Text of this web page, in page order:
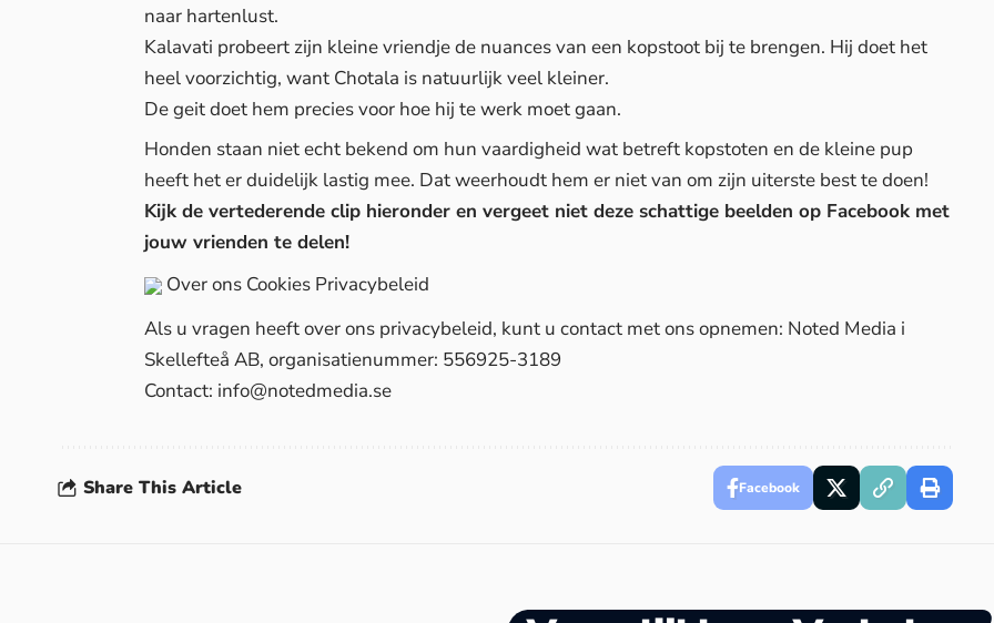
naar hartenlust.
Kalavati probeert zijn kleine vriendje de nuances van een kopstoot bij te brengen. Hij doet het
heel voorzichtig, want Chotala is natuurlijk veel kleiner.
De geit doet hem precies voor hoe hij te werk moet gaan.
Honden staan niet echt bekend om hun vaardigheid wat betreft kopstoten en de kleine pup
heeft het er duidelijk lastig mee. Dat weerhoudt hem er niet van om zijn uiterste best te doen!
Kijk de vertederende clip hieronder en vergeet niet deze schattige beelden op Facebook met
jouw vrienden te delen!
Over ons Cookies Privacybeleid
Als u vragen heeft over ons privacybeleid, kunt u contact met ons opnemen: Noted Media i
Skellefteå AB, organisatienummer: 556925-3189
Contact: info@notedmedia.se
Share This Article Facebook